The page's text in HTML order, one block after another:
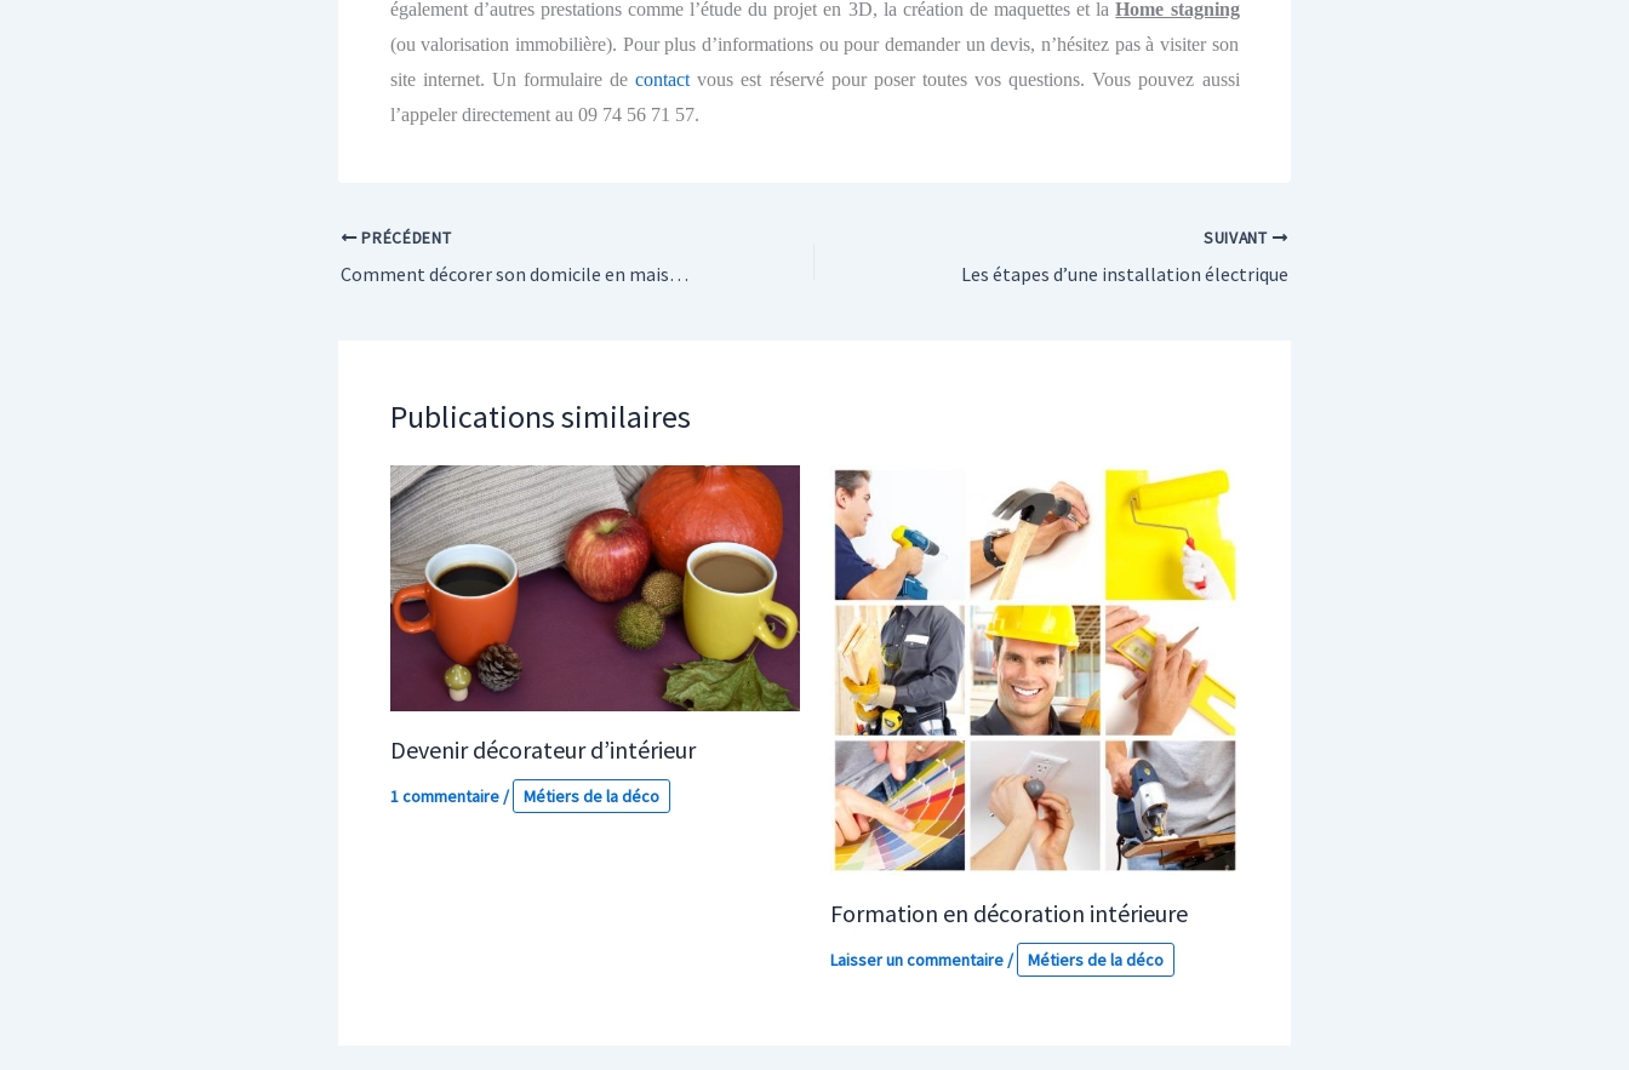
également d’autres prestations comme l’étude du projet en 3D, la création de maquettes et laHome stagning
(ou valorisation immobilière). Pour plus d’informations ou pour demander un devis, n’hésitez pas à visiter son
site internet. Un formulaire decontact vous est réservé pour poser toutes vos questions. Vous pouvez aussi
l’appeler directement au 09 74 56 71 57.
PRÉCÉDENT
Comment décorer son domicile en maison religieuse ?
SUIVANT
Les étapes d’une installation électrique
Publications similaires
Devenir décorateur d’intérieur
1 commentaire/ Métiers de la déco
Formation en décoration intérieure
Laisser un commentaire/ Métiers de la déco